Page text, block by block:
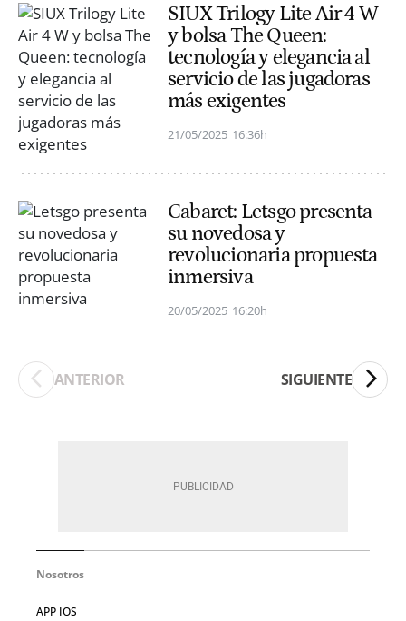
SIUX Trilogy Lite Air 4 W
y bolsa The Queen:
tecnología y elegancia al
servicio de las jugadoras
más exigentes
21/05/2025 16:36h
Cabaret: Letsgo presenta
su novedosa y
revolucionaria propuesta
inmersiva
20/05/2025 16:20h
ANTERIOR SIGUIENTE
Nosotros
APP IOS